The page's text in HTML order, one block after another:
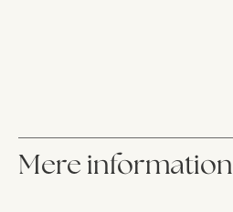
Mere information